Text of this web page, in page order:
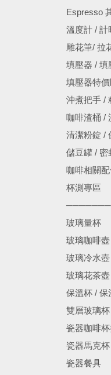
Espresso
溫度計 / 計
雕花筆/ 拉
填壓器 / 填
填壓器特價
沖煮把手 /
咖啡渣桶 /
清潔粉錠 /
儲豆罐 / 密
咖啡相關
杯測專區
玻璃量杯
玻璃咖啡壺
玻璃冷水壺
玻璃花茶
保溫杯 / 保
雙層玻璃
瓷器咖啡杯
瓷器馬克杯
瓷器餐具